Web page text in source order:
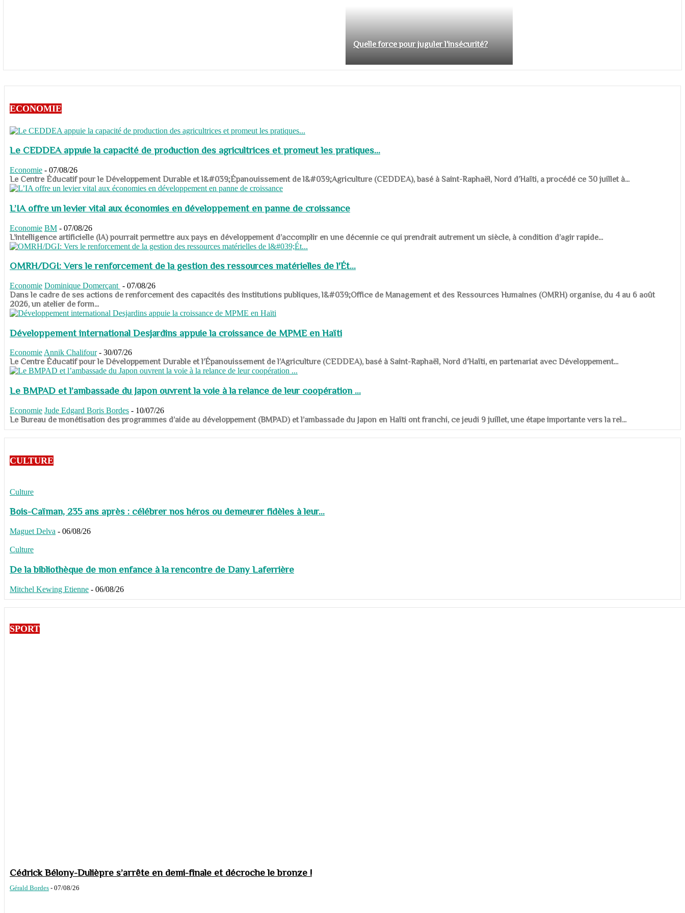
Quelle force pour juguler l'insécurité?
ECONOMIE
Le CEDDEA appuie la capacité de production des agricultrices et promeut les pratiques...
Economie - 07/08/26
​​​​​​​Le Centre Éducatif pour le Développement Durable et l&#039;Épanouissement de l&#039;Agriculture (CEDDEA), basé à Saint-Raphaël, Nord d’Haïti, a procédé ce 30 juillet à...
L’IA offre un levier vital aux économies en développement en panne de croissance
Economie BM - 07/08/26
​​​​​​​L’intelligence artificielle (IA) pourrait permettre aux pays en développement d’accomplir en une décennie ce qui prendrait autrement un siècle, à condition d’agir rapide...
OMRH/DGI: Vers le renforcement de la gestion des ressources matérielles de l'Ét...
Economie Dominique Domerçant - 07/08/26
Dans le cadre de ses actions de renforcement des capacités des institutions publiques, l&#039;Office de Management et des Ressources Humaines (OMRH) organise, du 4 au 6 août
2026, un atelier de form...
Développement international Desjardins appuie la croissance de MPME en Haïti
Economie Annik Chalifour - 30/07/26
​​​​​​​Le Centre Éducatif pour le Développement Durable et l’Épanouissement de l’Agriculture (CEDDEA), basé à Saint-Raphaël, Nord d’Haïti, en partenariat avec Développement...
Le BMPAD et l’ambassade du Japon ouvrent la voie à la relance de leur coopération ...
Economie Jude Edgard Boris Bordes - 10/07/26
​​​​​​​Le Bureau de monétisation des programmes d’aide au développement (BMPAD) et l’ambassade du Japon en Haïti ont franchi, ce jeudi 9 juillet, une étape importante vers la rel...
CULTURE
Culture
Bois-Caïman, 235 ans après : célébrer nos héros ou demeurer fidèles à leur...
Maguet Delva - 06/08/26
Culture
De la bibliothèque de mon enfance à la rencontre de Dany Laferrière
Mitchel Kewing Etienne - 06/08/26
SPORT
Cédrick Bélony-Dulièpre s’arrête en demi-finale et décroche le bronze !
Gérald Bordes - 07/08/26